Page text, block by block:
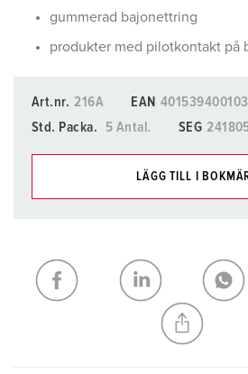
gummerad bajonettring
produkter med pilotkontakt på
Art.nr. 216A EAN
Std. Packa.
5 Antal. SEG
LÄGG TILL I
Min lista
SKAPA EN NY LISTA